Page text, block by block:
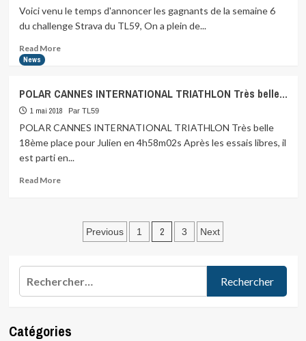
suivent
Voici venu le temps d'annoncer les gagnants de la semaine 6
du challenge Strava du TL59, On a plein de...
Read MoreRead
venu
le
temps
News
POLAR CANNES INTERNATIONAL TRIATHLON Très belle…
1 mai 2018 Par TL59
POLAR CANNES INTERNATIONAL TRIATHLON Très belle
18ème place pour Julien en 4h58m02s Après les essais libres, il
est parti en...
Read MoreRead
CANNES
INTERNATIONAL
Très
belle…
Pagination
publications
Previous 1 2 3 Next
Catégories